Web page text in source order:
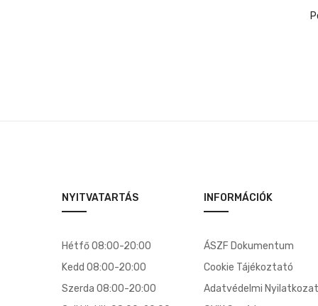
NYITVATARTÁS
Hétfő 08:00-20:00
Kedd 08:00-20:00
Szerda 08:00-20:00
INFORMÁCIÓK
ÁSZF Dokumentum
Cookie Tájékoztató
Adatvédelmi Nyilatkozat